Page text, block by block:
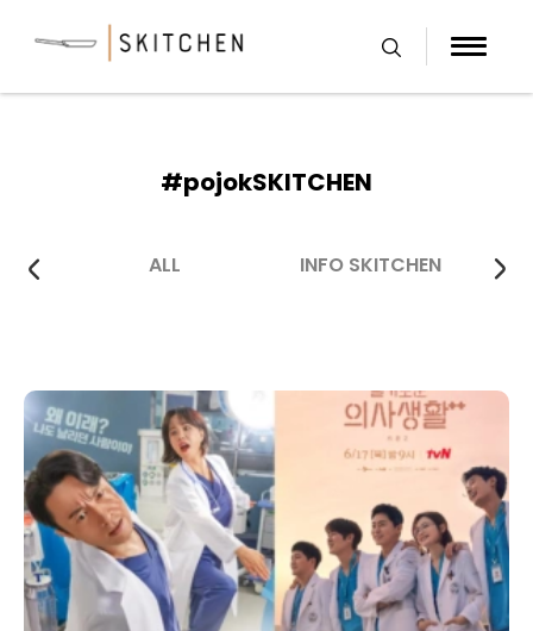
#pojokSKITCHEN
ALL INFO SKITCHEN